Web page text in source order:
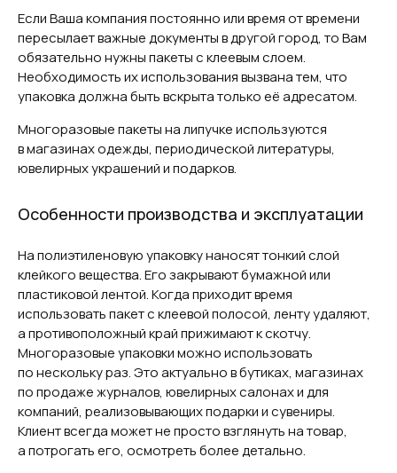
Если Ваша компания постоянно или время от времени
пересылает важные документы в другой город, то Вам
обязательно нужны пакеты с клеевым слоем.
Необходимость их использования вызвана тем, что
упаковка должна быть вскрыта только её адресатом.
Многоразовые пакеты на липучке используются
в магазинах одежды, периодической литературы,
ювелирных украшений и подарков.
Особенности производства и эксплуатации
На полиэтиленовую упаковку наносят тонкий слой
клейкого вещества. Его закрывают бумажной или
пластиковой лентой. Когда приходит время
использовать пакет с клеевой полосой, ленту удаляют,
а противоположный край прижимают к скотчу.
Многоразовые упаковки можно использовать
по нескольку раз. Это актуально в бутиках, магазинах
по продаже журналов, ювелирных салонах и для
компаний, реализовывающих подарки и сувениры.
Клиент всегда может не просто взглянуть на товар,
а потрогать его, осмотреть более детально.